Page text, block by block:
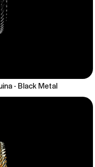
- Black Metal